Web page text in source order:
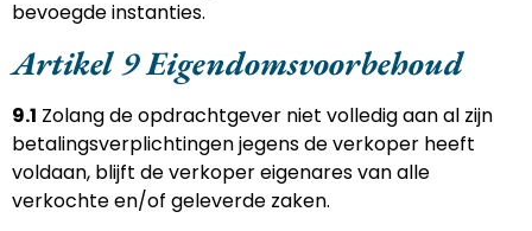
bevoegde instanties.
Artikel 9 Eigendomsvoorbehoud
9.1 Zolang de opdrachtgever niet volledig aan al zijn
betalingsverplichtingen jegens de verkoper heeft
voldaan, blijft de verkoper eigenares van alle
verkochte en/of geleverde zaken.